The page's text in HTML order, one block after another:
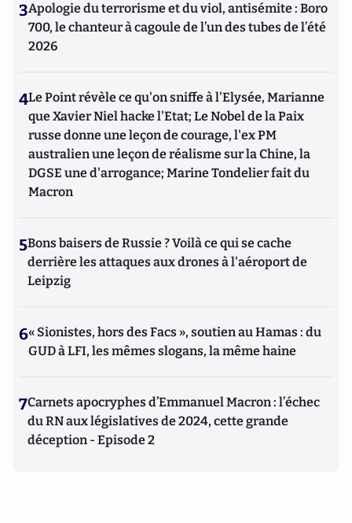
3Apologie du terrorisme et du viol, antisémite : Boro
700, le chanteur à cagoule de l’un des tubes de l’été
2026
4Le Point révèle ce qu'on sniffe à l'Elysée, Marianne
que Xavier Niel hacke l'Etat; Le Nobel de la Paix
russe donne une leçon de courage, l'ex PM
australien une leçon de réalisme sur la Chine, la
DGSE une d'arrogance; Marine Tondelier fait du
Macron
5Bons baisers de Russie ? Voilà ce qui se cache
derrière les attaques aux drones à l'aéroport de
Leipzig
6« Sionistes, hors des Facs », soutien au Hamas : du
GUD à LFI, les mêmes slogans, la même haine
7Carnets apocryphes d’Emmanuel Macron : l’échec
du RN aux législatives de 2024, cette grande
déception - Episode 2